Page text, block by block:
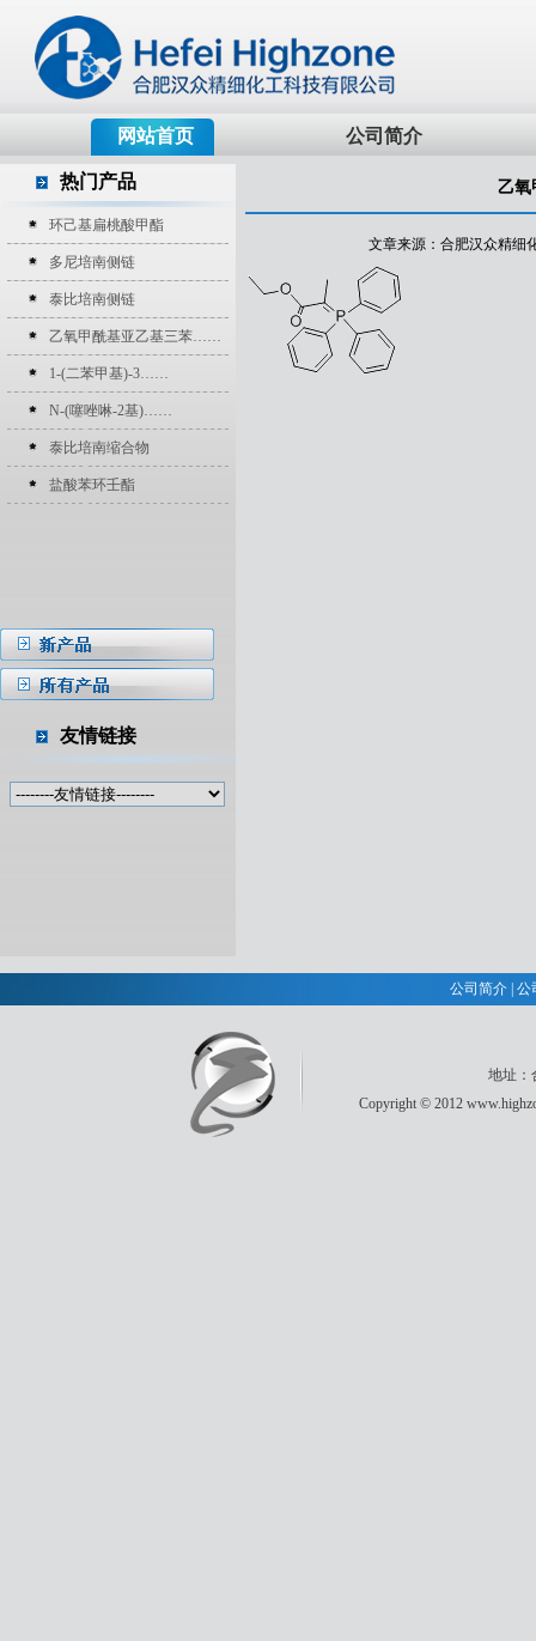
网站首页 公司简介
热门产品
环己基扁桃酸甲酯
多尼培南侧链
泰比培南侧链
乙氧甲酰基亚乙基三苯……
1-(二苯甲基)-3……
N-(噻唑啉-2基)……
泰比培南缩合物
盐酸苯环壬酯
友情链接
乙氧
文章来源：合肥汉众精细
公司简介 公
地址：
Copyright © 2012